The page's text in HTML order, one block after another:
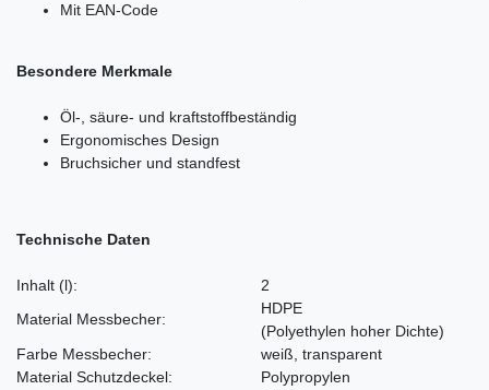
Mit EAN-Code
Besondere Merkmale
Öl-, säure- und kraftstoffbeständig
Ergonomisches Design
Bruchsicher und standfest
Technische Daten
Inhalt (l):
2
Material Messbecher:
HDPE
(Polyethylen hoher Dichte)
Farbe Messbecher:
weiß, transparent
Material Schutzdeckel:
Polypropylen